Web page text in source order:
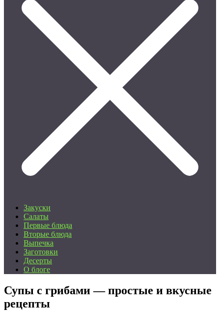
Закуски
Салаты
Первые блюда
Вторые блюда
Выпечка
Заготовки
Десерты
О блоге
Супы с грибами — простые и вкусные
рецепты